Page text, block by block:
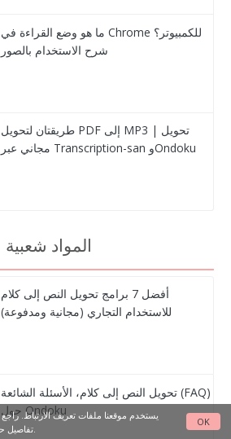
ما هو وضع القراءة في Chrome للكمبيوتر؟
شرح الاستخدام بالصور
طريقتان لتحويل PDF إلى MP3 | تحويل
مجاني عبر Transcription-san وOndoku
المواد شعبية
أفضل 7 برامج تحويل النص إلى كلام
للاستخدام التجاري (مجانية ومدفوعة)
تحويل النص إلى كلام، الأسئلة الشائعة (FAQ)
حول Ondoku
يستخدم موقعنا ملفات تعريف الارتباط. راجع
تفاصيل حول استخدام ملفات تعريف الارتباط.
OK